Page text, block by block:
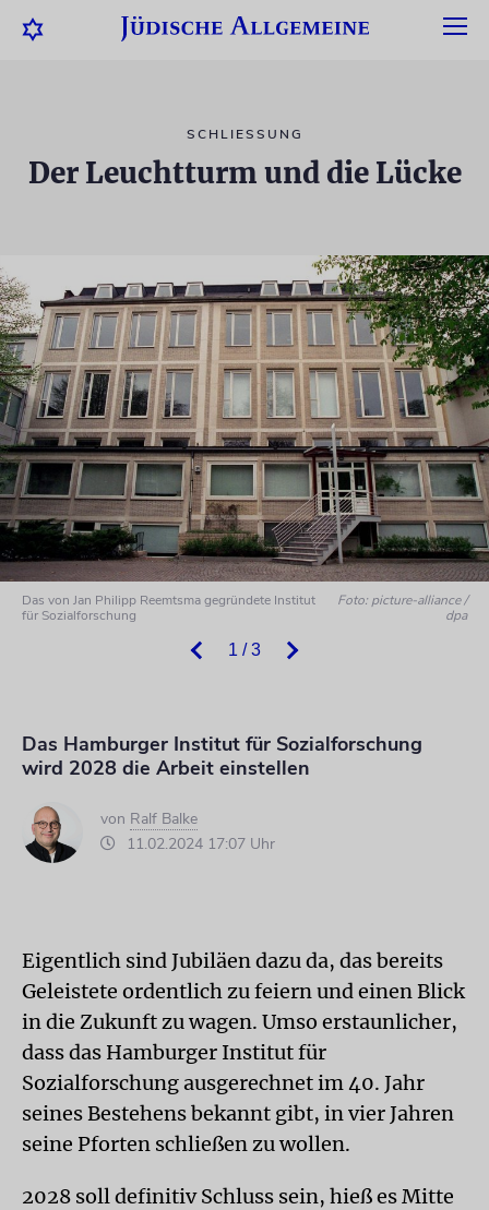
SCHLIESSUNG
Der Leuchtturm und die Lücke
1 / 3
Das von Jan Philipp Reemtsma gegründete Institut
für Sozialforschung
Foto: picture-alliance /
dpa
Das Hamburger Institut für Sozialforschung
wird 2028 die Arbeit einstellen
von Ralf Balke
11.02.2024 17:07 Uhr
Eigentlich sind Jubiläen dazu da, das bereits
Geleistete ordentlich zu feiern und einen Blick
in die Zukunft zu wagen. Umso erstaunlicher,
dass das Hamburger Institut für
Sozialforschung ausgerechnet im 40. Jahr
seines Bestehens bekannt gibt, in vier Jahren
seine Pforten schließen zu wollen.
2028 soll definitiv Schluss sein, hieß es Mitte